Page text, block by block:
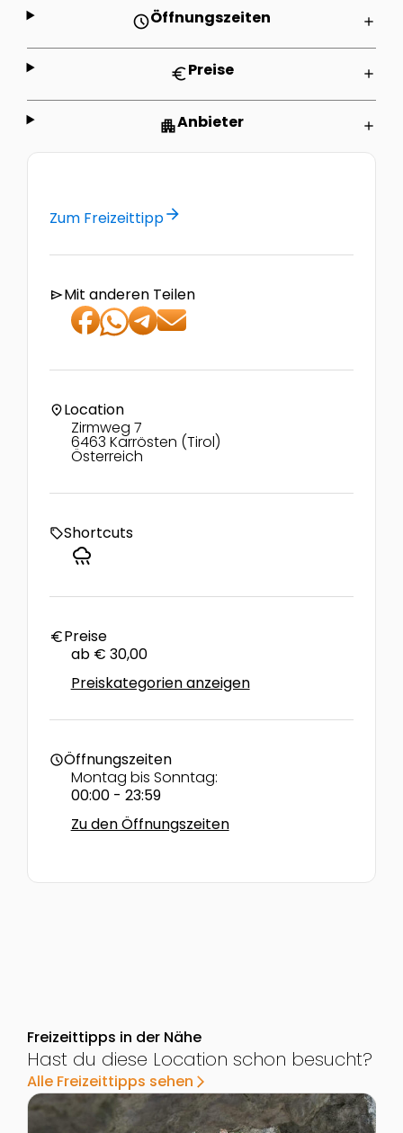
scheduleÖffnungszeiten add
euroPreise add
apartmentAnbieter add
Zum Freizeittipparrow_forward
sendMit anderen Teilen
location_onLocation
Zirmweg 7
6463 Karrösten (Tirol)
Österreich
local_offerShortcuts
rainy
euroPreise
ab € 30,00
Preiskategorien anzeigen
scheduleÖffnungszeiten
Montag bis Sonntag:
00:00 - 23:59
Zu den Öffnungszeiten
Freizeittipps in der Nähe
Hast du diese Location schon besucht?
Alle Freizeittipps sehen arrow_forward_ios
Zur Detailseite von Rosengartenschlucht und Blaue